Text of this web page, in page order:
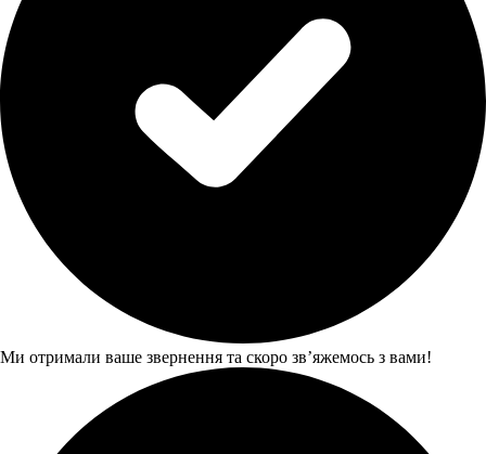
Ми отримали ваше звернення та скоро звʼяжемось з вами!